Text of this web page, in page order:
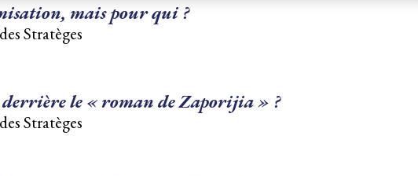
mais pour qui ?
Stratèges
le « roman de Zaporijia » ?
Stratèges